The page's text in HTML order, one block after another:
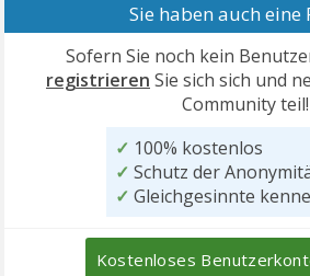
Sie haben auch eine
Sofern Sie noch kein
registrieren Sie sich sich und
Community teil!
✓ 100% kostenlos
✓ Schutz der
✓ Gleichgesinnte
Kostenloses